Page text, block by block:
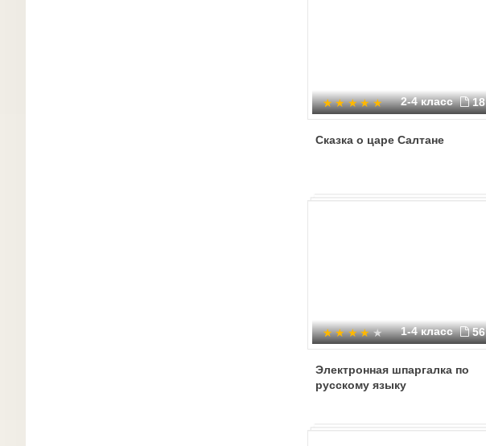
2-4 класс 18
Сказка о царе Салтане
1-4 класс 56
Электронная шпаргалка по
русскому языку